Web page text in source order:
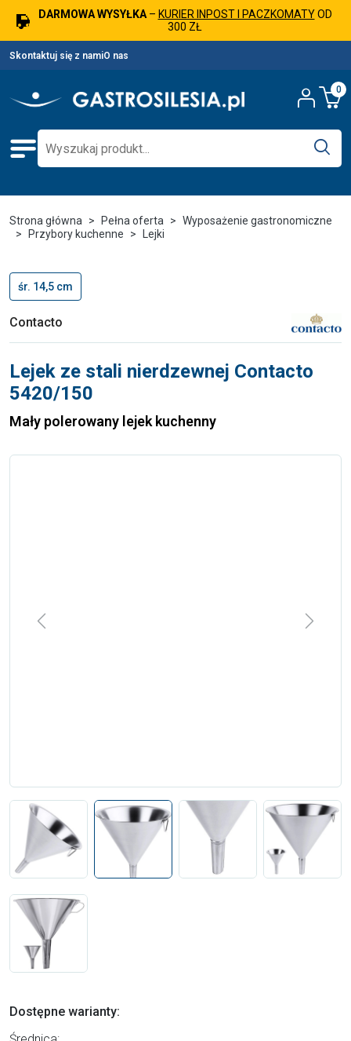
DARMOWA WYSYŁKA– KURIER INPOST I PACZKOMATYOD
300 ZŁ
Skontaktuj się z namiO nas
0
Strona główna Pełna oferta
Wyposażenie gastronomiczne
Przybory kuchenne
Lejki
śr. 14,5 cm
Contacto
Lejek ze stali nierdzewnej Contacto
5420/150
Mały polerowany lejek kuchenny
Previous Next
Dostępne warianty: